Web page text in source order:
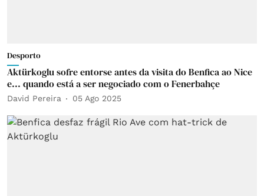
Desporto
Aktürkoglu sofre entorse antes da visita do Benfica ao Nice
e... quando está a ser negociado com o Fenerbahçe
David Pereira 05 Ago 2025